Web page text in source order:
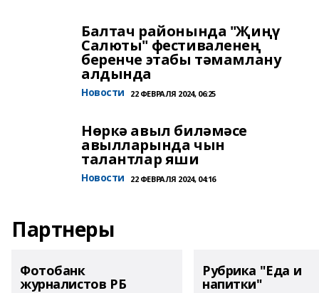
Балтач районында "Җиңү
Салюты" фестиваленең
беренче этабы тәмамлану
алдында
Новости 22 ФЕВРАЛЯ 2024, 06:25
Нөркә авыл биләмәсе
авылларында чын
талантлар яши
Новости 22 ФЕВРАЛЯ 2024, 04:16
Партнеры
Фотобанк
журналистов РБ
Рубрика "Еда и
напитки"